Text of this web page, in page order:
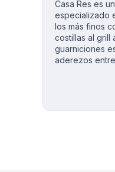
Casa Res es
especializado
los más finos
costillas al grill
guarniciones
aderezos